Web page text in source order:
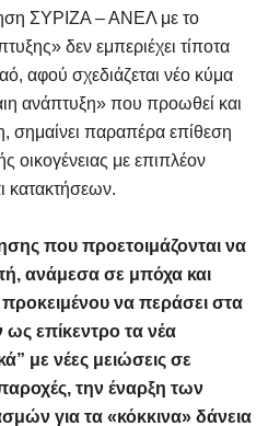
ΣΥΡΙΖΑ – ΑΝΕΛ με το
δεν εμπεριέχει τίποτα
αφού σχεδιάζεται νέο κύμα
ανάπτυξη» που προωθεί και
σημαίνει παραπέρα επίθεση
οικογένειας με επιπλέον
κατακτήσεων.
που προετοιμάζονται να
ανάμεσα σε μπόχα και
να περάσει στα
ως επίκεντρο τα νέα
με νέες μειώσεις σε
παροχές, την έναρξη των
για τα «κόκκινα» δάνεια